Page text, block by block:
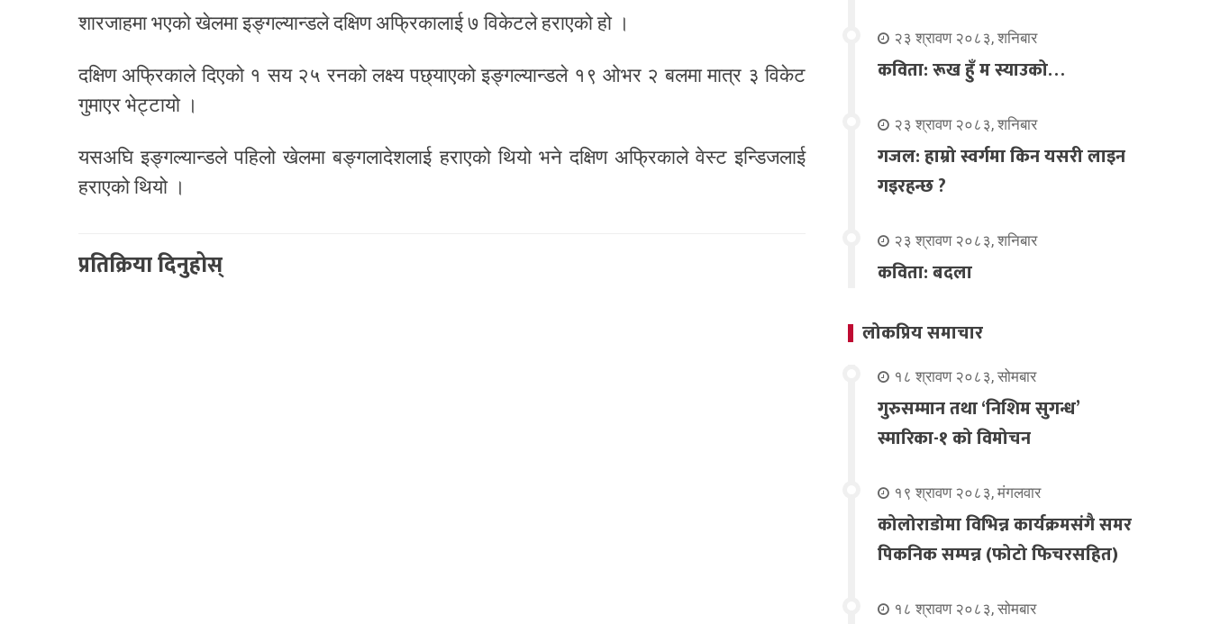
शारजाहमा भएको खेलमा इङ्गल्यान्डले दक्षिण अफ्रिकालाई ७ विकेटले हराएको हो ।
दक्षिण अफ्रिकाले दिएको १ सय २५ रनको लक्ष्य पछ्याएको इङ्गल्यान्डले १९ ओभर २ बलमा मात्र ३ विकेट
गुमाएर भेट्टायो ।
यसअघि इङ्गल्यान्डले पहिलो खेलमा बङ्गलादेशलाई हराएको थियो भने दक्षिण अफ्रिकाले वेस्ट इन्डिजलाई
हराएको थियो ।
प्रतिक्रिया दिनुहोस्
२३ श्रावण २०८३, शनिबार
कविता: रूख हुँ म स्याउको…
२३ श्रावण २०८३, शनिबार
गजल: हाम्रो स्वर्गमा किन यसरी लाइन
गइरहन्छ ?
२३ श्रावण २०८३, शनिबार
कविता: बदला
लोकप्रिय समाचार
१८ श्रावण २०८३, सोमबार
गुरुसम्मान तथा ‘निशिम सुगन्ध’
स्मारिका-१ को विमोचन
१९ श्रावण २०८३, मंगलवार
कोलोराडोमा विभिन्न कार्यक्रमसंगै समर
पिकनिक सम्पन्न (फोटो फिचरसहित)
१८ श्रावण २०८३, सोमबार